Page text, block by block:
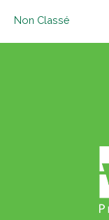
Non Classé